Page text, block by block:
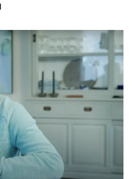
bij een liesbreuk